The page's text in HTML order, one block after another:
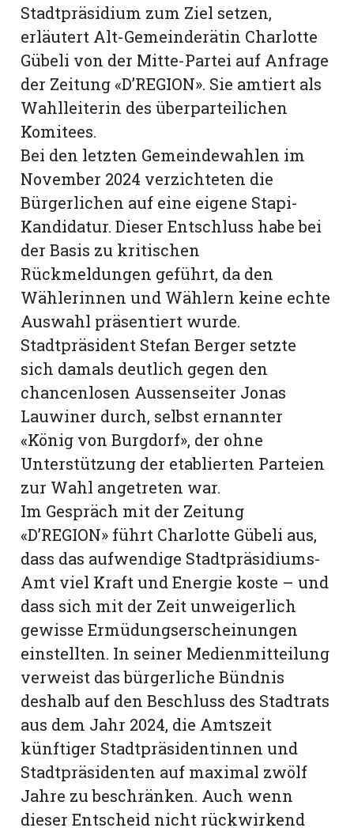
Stadtpräsidium zum Ziel setzen,
erläutert Alt-Gemeinderätin Charlotte
Gübeli von der Mitte-Partei auf Anfrage
der Zeitung «D’REGION». Sie amtiert als
Wahlleiterin des überparteilichen
Komitees.
Bei den letzten Gemeindewahlen im
November 2024 verzichteten die
Bürgerlichen auf eine eigene Stapi-
Kandidatur. Dieser Entschluss habe bei
der Basis zu kritischen
Rückmeldungen geführt, da den
Wählerinnen und Wählern keine echte
Auswahl präsentiert wurde.
Stadtpräsident Stefan Berger setzte
sich damals deutlich gegen den
chancenlosen Aussenseiter Jonas
Lauwiner durch, selbst ernannter
«König von Burgdorf», der ohne
Unterstützung der etablierten Parteien
zur Wahl angetreten war.
Im Gespräch mit der Zeitung
«D’REGION» führt Charlotte Gübeli aus,
dass das aufwendige Stadtpräsidiums-
Amt viel Kraft und Energie koste – und
dass sich mit der Zeit unweigerlich
gewisse Ermüdungserscheinungen
einstellten. In seiner Medienmitteilung
verweist das bürgerliche Bündnis
deshalb auf den Beschluss des Stadtrats
aus dem Jahr 2024, die Amtszeit
künftiger Stadtpräsidentinnen und
Stadtpräsidenten auf maximal zwölf
Jahre zu beschränken. Auch wenn
dieser Entscheid nicht rückwirkend